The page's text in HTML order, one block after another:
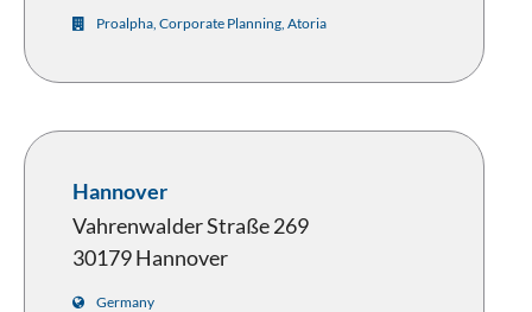
Proalpha, Corporate Planning, Atoria
Hannover
Vahrenwalder Straße 269
30179 Hannover
Germany